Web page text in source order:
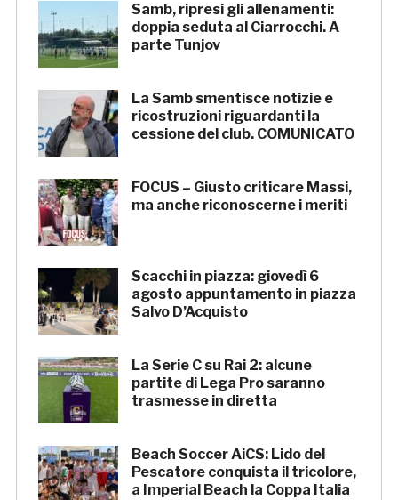
Samb, ripresi gli allenamenti:
doppia seduta al Ciarrocchi. A
parte Tunjov
La Samb smentisce notizie e
ricostruzioni riguardanti la
cessione del club. COMUNICATO
FOCUS – Giusto criticare Massi,
ma anche riconoscerne i meriti
Scacchi in piazza: giovedì 6
agosto appuntamento in piazza
Salvo D’Acquisto
La Serie C su Rai 2: alcune
partite di Lega Pro saranno
trasmesse in diretta
Beach Soccer AiCS: Lido del
Pescatore conquista il tricolore,
a Imperial Beach la Coppa Italia